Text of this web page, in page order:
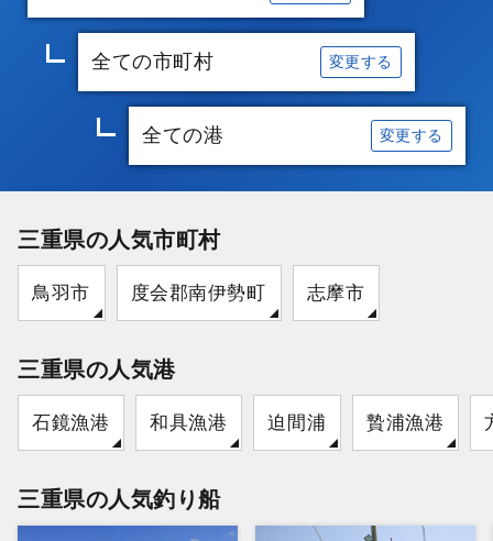
全ての市町村 変更する
全ての港 変更する
三重県の人気市町村
鳥羽市 度会郡南伊勢町 志摩市
三重県の人気港
石鏡漁港 和具漁港 迫間浦 贄浦漁港
三重県の人気釣り船